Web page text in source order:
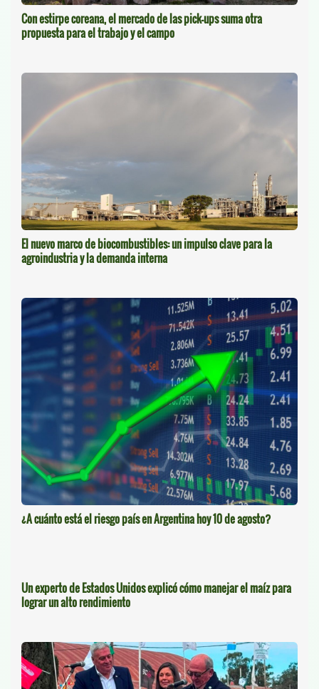
Con estirpe coreana, el mercado de las pick-ups suma otra
propuesta para el trabajo y el campo
El nuevo marco de biocombustibles: un impulso clave para la
agroindustria y la demanda interna
¿A cuánto está el riesgo país en Argentina hoy 10 de agosto?
Un experto de Estados Unidos explicó cómo manejar el maíz para
lograr un alto rendimiento